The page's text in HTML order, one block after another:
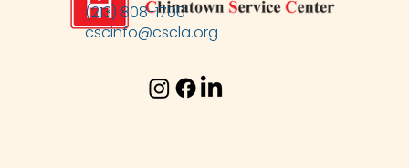
(213) 808-1700
cscinfo@cscla.org